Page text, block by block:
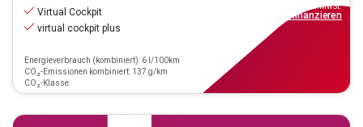
Virtual Cockpit
virtual cockpit plus
Energieverbrauch (kombiniert): 6 l/100km
CO₂-Emissionen kombiniert: 137 g/km
CO₂-Klasse:
inkl.MwSt.
finanzieren